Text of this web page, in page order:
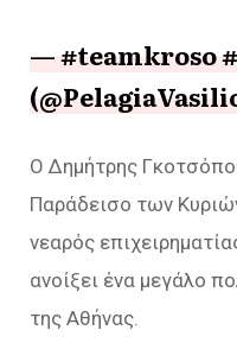
— #teamkroso
Ο Δημήτρης
Παράδεισο των
νεαρός
ανοίξει ένα μεγάλο
της Αθήνας.